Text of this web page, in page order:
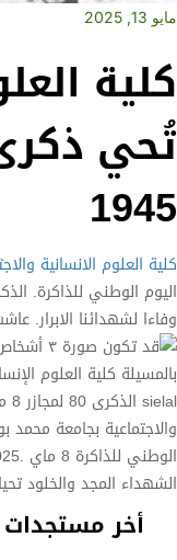
أخر مستجدات
مايو 13, 2025
كلية
1945
كلية العلوم الانسانية
وفاءا لشهدائنا الابرار.